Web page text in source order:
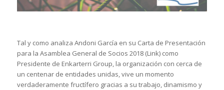
Tal y como analiza Andoni García en su Carta de Presentación
para la Asamblea General de Socios 2018 (Link) como
Presidente de Enkarterri Group, la organización con cerca de
un centenar de entidades unidas, vive un momento
verdaderamente fructífero gracias a su trabajo, dinamismo y